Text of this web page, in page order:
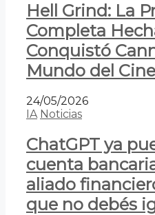
Hell Grind: La
Completa
Conquistó
Mundo del Cine
24/05/2026
IA Noticias
ChatGPT ya
cuenta
aliado
que no debés